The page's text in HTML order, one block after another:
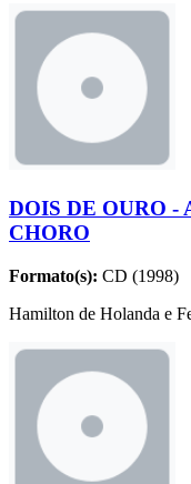
DOIS DE OURO -
CHORO
Formato(s): CD (1998)
Hamilton de Holanda e